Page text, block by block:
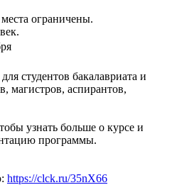
ограничены.
студентов бакалавриата и
магистров, аспирантов,
узнать больше о курсе и
программы.
https://clck.ru/35nX66